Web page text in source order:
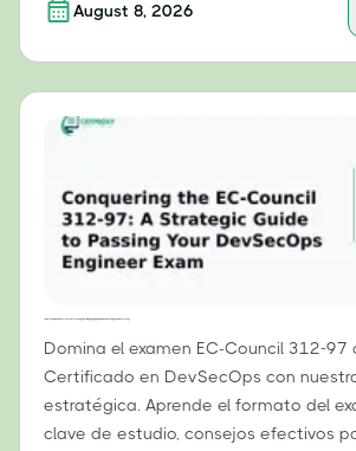
August 8, 2026
Domina el examen EC-Council 312-97
Certificado en DevSecOps con
estratégica. Aprende el formato del
clave de estudio, consejos efectivos